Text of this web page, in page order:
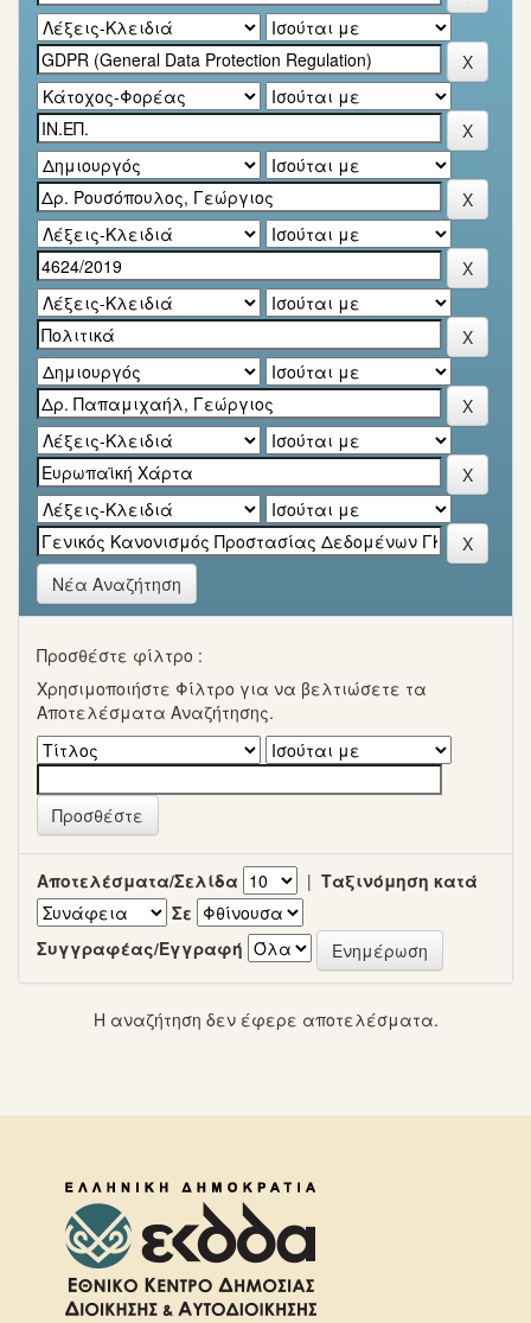
Νέα Αναζήτηση
Προσθέστε φίλτρο :
Χρησιμοποιήστε Φίλτρο για να βελτιώσετε τα
Αποτελέσματα Αναζήτησης.
Αποτελέσματα/Σελίδα | Ταξινόμηση κατά
Σε
Συγγραφέας/Εγγραφή
Η αναζήτηση δεν έφερε αποτελέσματα.